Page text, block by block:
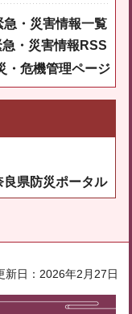
急・災害情報一覧
急・災害情報RSS
・危機管理ページ
良県防災ポータル
新日：2026年2月27日